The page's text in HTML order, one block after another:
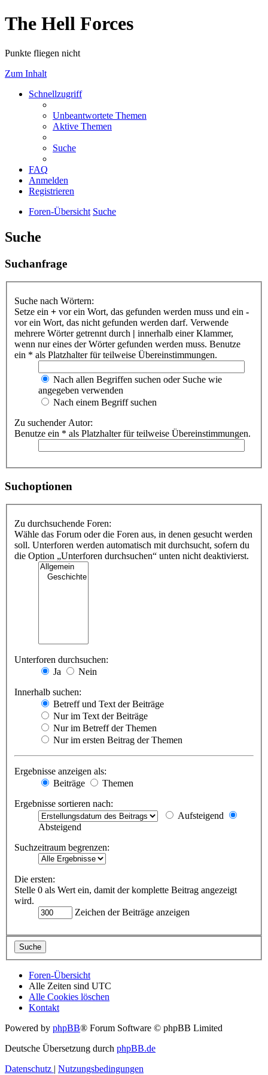
The Hell Forces
Punkte fliegen nicht
Zum Inhalt
Schnellzugriff
Unbeantwortete Themen
Aktive Themen
Suche
FAQ
Anmelden
Registrieren
Foren-Übersicht Suche
Suche
Suchanfrage
Suche nach Wörtern:
Setze ein + vor ein Wort, das gefunden werden muss und ein -
vor ein Wort, das nicht gefunden werden darf. Verwende
mehrere Wörter getrennt durch | innerhalb einer Klammer,
wenn nur eines der Wörter gefunden werden muss. Benutze
ein * als Platzhalter für teilweise Übereinstimmungen.
Nach allen Begriffen suchen oder Suche wie
angegeben verwenden
Nach einem Begriff suchen
Zu suchender Autor:
Benutze ein * als Platzhalter für teilweise Übereinstimmungen.
Suchoptionen
Zu durchsuchende Foren:
Wähle das Forum oder die Foren aus, in denen gesucht werden
soll. Unterforen werden automatisch mit durchsucht, sofern du
die Option „Unterforen durchsuchen“ unten nicht deaktivierst.
Unterforen durchsuchen:
Ja
Nein
Innerhalb suchen:
Betreff und Text der Beiträge
Nur im Text der Beiträge
Nur im Betreff der Themen
Nur im ersten Beitrag der Themen
Ergebnisse anzeigen als:
Beiträge
Themen
Ergebnisse sortieren nach:
Aufsteigend
Absteigend
Suchzeitraum begrenzen:
Die ersten:
Stelle 0 als Wert ein, damit der komplette Beitrag angezeigt
wird.
Zeichen der Beiträge anzeigen
Foren-Übersicht
Alle Zeiten sind UTC
Alle Cookies löschen
Kontakt
Powered by phpBB® Forum Software © phpBB Limited
Deutsche Übersetzung durch phpBB.de
Datenschutz | Nutzungsbedingungen